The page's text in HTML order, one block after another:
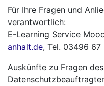
Für Ihre Fragen und
verantwortlich:
E-Learning Service
anhalt.de, Tel. 03496 67
Auskünfte zu Fragen